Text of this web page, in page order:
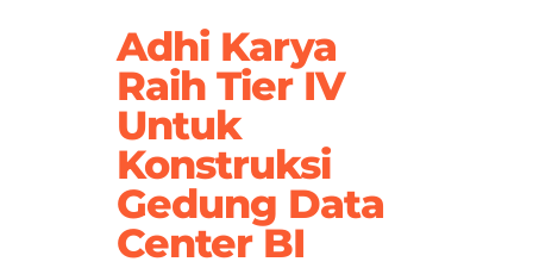
Adhi Karya
Raih Tier IV
Untuk
Konstruksi
Gedung Data
Center BI